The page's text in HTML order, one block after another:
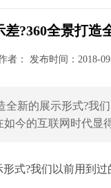
?360全景打造
者： 发布时间：2018-
全新的展示形式?我
今的互联网时代显
式?我们以前用到